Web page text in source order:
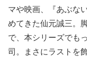
マや映画、『あぶな
めてきた仙元誠三。
で、本シリーズでも
司。まさにラストを